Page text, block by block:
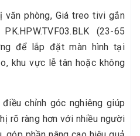
văn phòng, Giá treo tivi gắn
(23-65
để lắp đặt màn hình tại
khu vực lễ tân hoặc không
chỉnh góc nghiêng giúp
rõ ràng hơn với nhiều người